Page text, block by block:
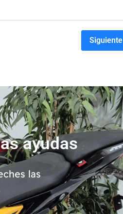
Siguiente
ayudas
las